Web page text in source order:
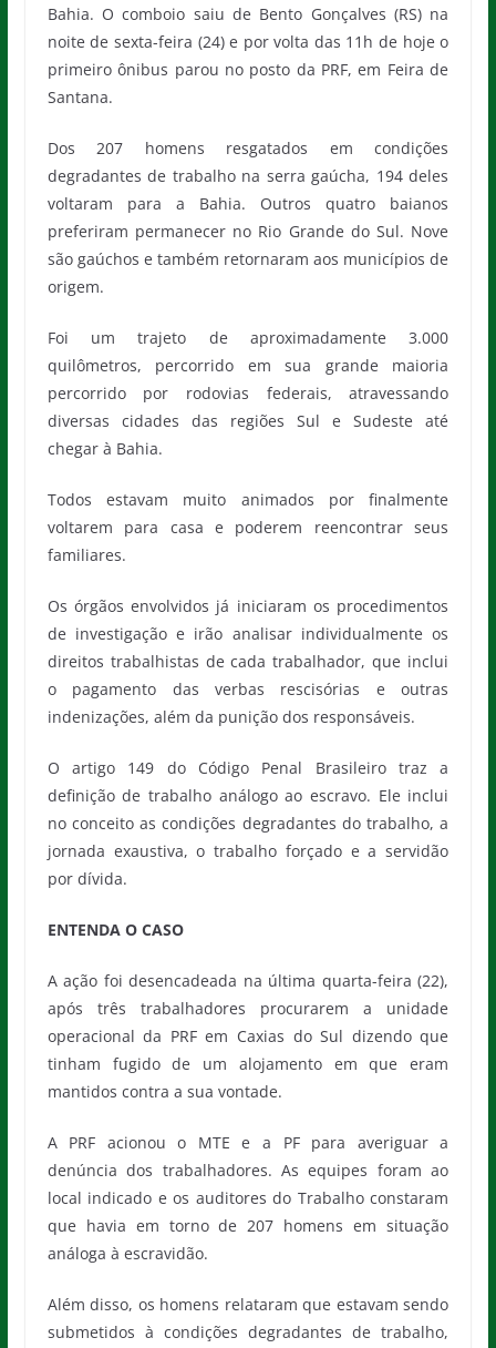
Bahia. O comboio saiu de Bento Gonçalves (RS) na
noite de sexta-feira (24) e por volta das 11h de hoje o
primeiro ônibus parou no posto da PRF, em Feira de
Santana.
Dos 207 homens resgatados em condições
degradantes de trabalho na serra gaúcha, 194 deles
voltaram para a Bahia. Outros quatro baianos
preferiram permanecer no Rio Grande do Sul. Nove
são gaúchos e também retornaram aos municípios de
origem.
Foi um trajeto de aproximadamente 3.000
quilômetros, percorrido em sua grande maioria
percorrido por rodovias federais, atravessando
diversas cidades das regiões Sul e Sudeste até
chegar à Bahia.
Todos estavam muito animados por finalmente
voltarem para casa e poderem reencontrar seus
familiares.
Os órgãos envolvidos já iniciaram os procedimentos
de investigação e irão analisar individualmente os
direitos trabalhistas de cada trabalhador, que inclui
o pagamento das verbas rescisórias e outras
indenizações, além da punição dos responsáveis.
O artigo 149 do Código Penal Brasileiro traz a
definição de trabalho análogo ao escravo. Ele inclui
no conceito as condições degradantes do trabalho, a
jornada exaustiva, o trabalho forçado e a servidão
por dívida.
ENTENDA O CASO
A ação foi desencadeada na última quarta-feira (22),
após três trabalhadores procurarem a unidade
operacional da PRF em Caxias do Sul dizendo que
tinham fugido de um alojamento em que eram
mantidos contra a sua vontade.
A PRF acionou o MTE e a PF para averiguar a
denúncia dos trabalhadores. As equipes foram ao
local indicado e os auditores do Trabalho constaram
que havia em torno de 207 homens em situação
análoga à escravidão.
Além disso, os homens relataram que estavam sendo
submetidos à condições degradantes de trabalho,